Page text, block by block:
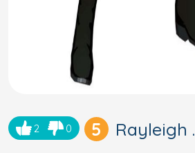
2 0 5 Rayleigh .